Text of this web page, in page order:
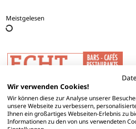
Meistgelesen
Wir verwenden Cookies!
Wir können diese zur Analyse unserer
unsere Webseite zu verbessern,
Ihnen ein großartiges Webseiten-Erlebnis zu
Informationen zu den von uns verwendeten